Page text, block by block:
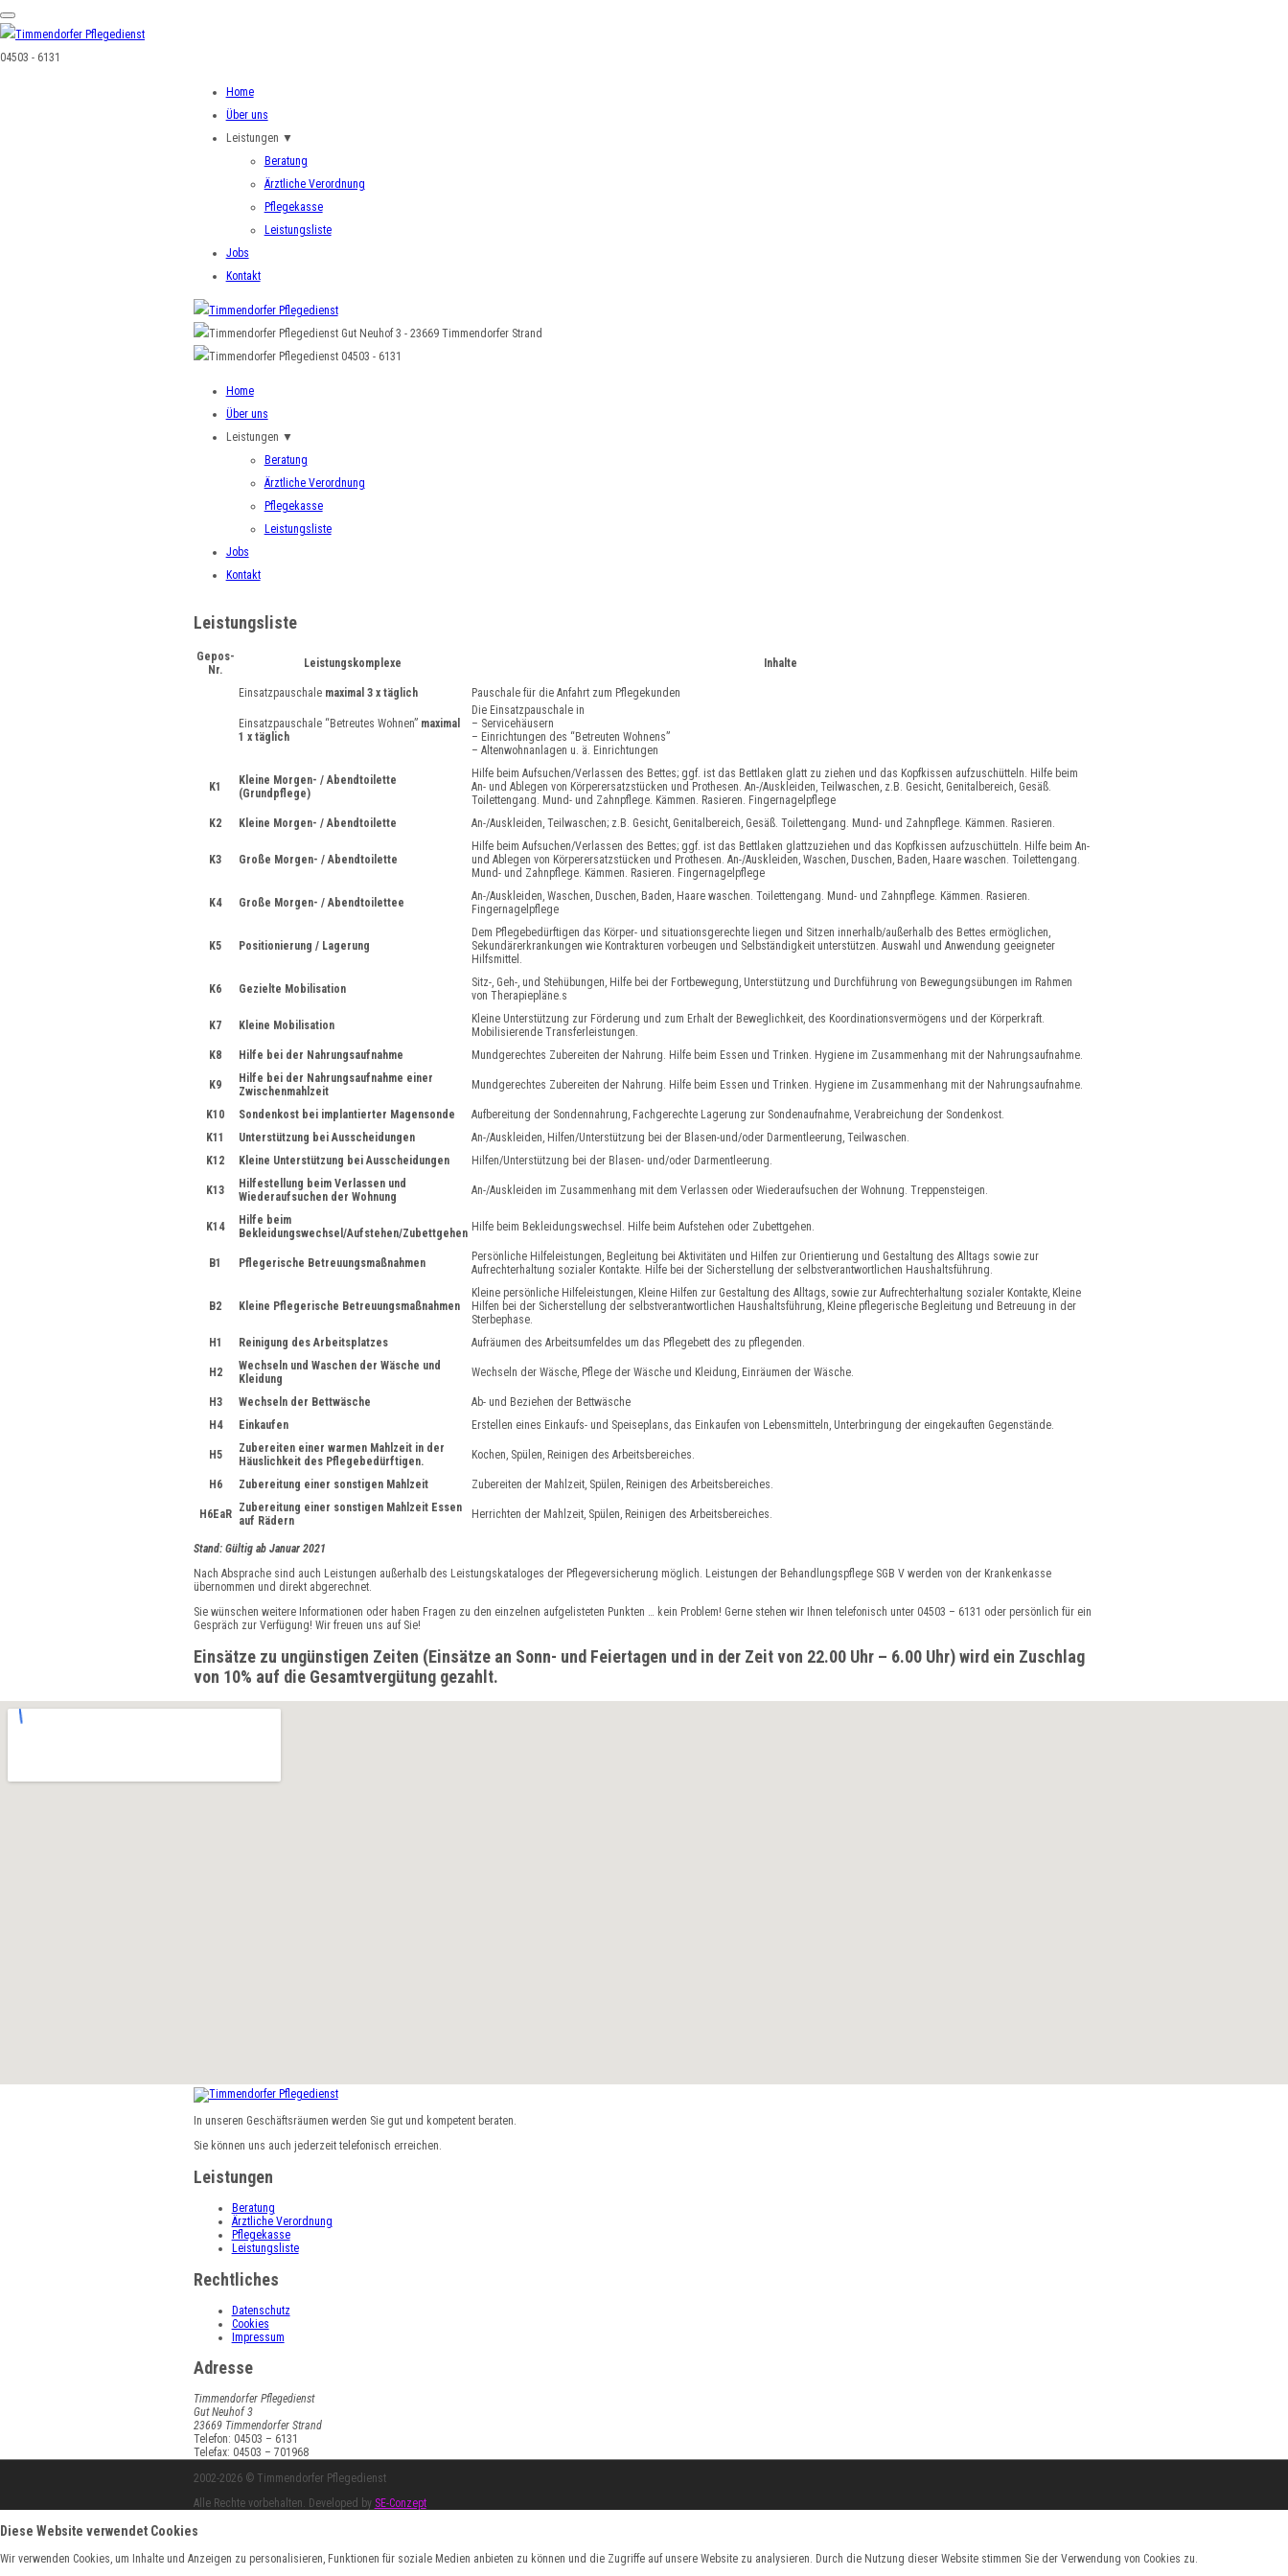
04503 - 6131
Home
Über uns
Leistungen ▼
Beratung
Ärztliche Verordnung
Pflegekasse
Leistungsliste
Jobs
Kontakt
Gut Neuhof 3 - 23669 Timmendorfer Strand
04503 - 6131
Home
Über uns
Leistungen ▼
Beratung
Ärztliche Verordnung
Pflegekasse
Leistungsliste
Jobs
Kontakt
Leistungsliste
Gepos-
Nr.
Leistungskomplexe Inhalte
Einsatzpauschale maximal 3 x täglich Pauschale für die Anfahrt zum Pflegekunden
Einsatzpauschale “Betreutes Wohnen” maximal
1 x täglich
Die Einsatzpauschale in
– Servicehäusern
– Einrichtungen des “Betreuten Wohnens”
– Altenwohnanlagen u. ä. Einrichtungen
K1
Kleine Morgen- / Abendtoilette
(Grundpflege)
Hilfe beim Aufsuchen/Verlassen des Bettes; ggf. ist das Bettlaken glatt zu ziehen und das Kopfkissen aufzuschütteln. Hilfe beim
An- und Ablegen von Körperersatzstücken und Prothesen. An-/Auskleiden, Teilwaschen, z.B. Gesicht, Genitalbereich, Gesäß.
Toilettengang. Mund- und Zahnpflege. Kämmen. Rasieren. Fingernagelpflege
K2
Kleine Morgen- / Abendtoilette An-/Auskleiden, Teilwaschen; z.B. Gesicht, Genitalbereich, Gesäß. Toilettengang. Mund- und Zahnpflege. Kämmen. Rasieren.
K3 Große Morgen- / Abendtoilette
Hilfe beim Aufsuchen/Verlassen des Bettes; ggf. ist das Bettlaken glattzuziehen und das Kopfkissen aufzuschütteln. Hilfe beim An-
und Ablegen von Körperersatzstücken und Prothesen. An-/Auskleiden, Waschen, Duschen, Baden, Haare waschen. Toilettengang.
Mund- und Zahnpflege. Kämmen. Rasieren. Fingernagelpflege
K4 Große Morgen- / Abendtoilettee
An-/Auskleiden, Waschen, Duschen, Baden, Haare waschen. Toilettengang. Mund- und Zahnpflege. Kämmen. Rasieren.
Fingernagelpflege
K5 Positionierung / Lagerung
Dem Pflegebedürftigen das Körper- und situationsgerechte liegen und Sitzen innerhalb/außerhalb des Bettes ermöglichen,
Sekundärerkrankungen wie Kontrakturen vorbeugen und Selbständigkeit unterstützen. Auswahl und Anwendung geeigneter
Hilfsmittel.
K6 Gezielte Mobilisation
Sitz-, Geh-, und Stehübungen, Hilfe bei der Fortbewegung, Unterstützung und Durchführung von Bewegungsübungen im Rahmen
von Therapiepläne.s
K7 Kleine Mobilisation
Kleine Unterstützung zur Förderung und zum Erhalt der Beweglichkeit, des Koordinationsvermögens und der Körperkraft.
Mobilisierende Transferleistungen.
K8
Hilfe bei der Nahrungsaufnahme Mundgerechtes Zubereiten der Nahrung. Hilfe beim Essen und Trinken. Hygiene im Zusammenhang mit der Nahrungsaufnahme.
K9
Hilfe bei der Nahrungsaufnahme einer
Zwischenmahlzeit
Mundgerechtes Zubereiten der Nahrung. Hilfe beim Essen und Trinken. Hygiene im Zusammenhang mit der Nahrungsaufnahme.
K10 Sondenkost bei implantierter Magensonde
Aufbereitung der Sondennahrung, Fachgerechte Lagerung zur Sondenaufnahme, Verabreichung der Sondenkost.
K11
Unterstützung bei Ausscheidungen
An-/Auskleiden, Hilfen/Unterstützung bei der Blasen-und/oder Darmentleerung, Teilwaschen.
K12
Kleine Unterstützung bei Ausscheidungen Hilfen/Unterstützung bei der Blasen- und/oder Darmentleerung.
K13
Hilfestellung beim Verlassen und
Wiederaufsuchen der Wohnung
An-/Auskleiden im Zusammenhang mit dem Verlassen oder Wiederaufsuchen der Wohnung. Treppensteigen.
K14
Hilfe beim
Bekleidungswechsel/Aufstehen/Zubettgehen Hilfe beim Bekleidungswechsel. Hilfe beim Aufstehen oder Zubettgehen.
B1 Pflegerische Betreuungsmaßnahmen
Persönliche Hilfeleistungen, Begleitung bei Aktivitäten und Hilfen zur Orientierung und Gestaltung des Alltags sowie zur
Aufrechterhaltung sozialer Kontakte. Hilfe bei der Sicherstellung der selbstverantwortlichen Haushaltsführung.
B2 Kleine Pflegerische Betreuungsmaßnahmen
Kleine persönliche Hilfeleistungen, Kleine Hilfen zur Gestaltung des Alltags, sowie zur Aufrechterhaltung sozialer Kontakte, Kleine
Hilfen bei der Sicherstellung der selbstverantwortlichen Haushaltsführung, Kleine pflegerische Begleitung und Betreuung in der
Sterbephase.
H1
Reinigung des Arbeitsplatzes Aufräumen des Arbeitsumfeldes um das Pflegebett des zu pflegenden.
H2
Wechseln und Waschen der Wäsche und
Kleidung
Wechseln der Wäsche, Pflege der Wäsche und Kleidung, Einräumen der Wäsche.
H3 Wechseln der Bettwäsche
Ab- und Beziehen der Bettwäsche
H4
Einkaufen Erstellen eines Einkaufs- und Speiseplans, das Einkaufen von Lebensmitteln, Unterbringung der eingekauften Gegenstände.
H5
Zubereiten einer warmen Mahlzeit in der
Häuslichkeit des Pflegebedürftigen.
Kochen, Spülen, Reinigen des Arbeitsbereiches.
H6 Zubereitung einer sonstigen Mahlzeit Zubereiten der Mahlzeit, Spülen, Reinigen des Arbeitsbereiches.
H6EaR
Zubereitung einer sonstigen Mahlzeit Essen
auf Rädern
Herrichten der Mahlzeit, Spülen, Reinigen des Arbeitsbereiches.
Stand: Gültig ab Januar 2021
Nach Absprache sind auch Leistungen außerhalb des Leistungskataloges der Pflegeversicherung möglich. Leistungen der Behandlungspflege SGB V werden von der Krankenkasse
übernommen und direkt abgerechnet.
Sie wünschen weitere Informationen oder haben Fragen zu den einzelnen aufgelisteten Punkten … kein Problem! Gerne stehen wir Ihnen telefonisch unter 04503 – 6131 oder persönlich für ein
Gespräch zur Verfügung! Wir freuen uns auf Sie!
Einsätze zu ungünstigen Zeiten (Einsätze an Sonn- und Feiertagen und in der Zeit von 22.00 Uhr – 6.00 Uhr) wird ein Zuschlag
von 10% auf die Gesamtvergütung gezahlt.
In unseren Geschäftsräumen werden Sie gut und kompetent beraten.
Sie können uns auch jederzeit telefonisch erreichen.
Leistungen
Beratung
Ärztliche Verordnung
Pflegekasse
Leistungsliste
Rechtliches
Datenschutz
Cookies
Impressum
Adresse
Timmendorfer Pflegedienst
Gut Neuhof 3
23669 Timmendorfer Strand
Telefon: 04503 – 6131
Telefax: 04503 – 701968
2002-2026© Timmendorfer Pflegedienst
Alle Rechte vorbehalten. Developed by SE-Conzept
Diese Website verwendet Cookies
Wir verwenden Cookies, um Inhalte und Anzeigen zu personalisieren, Funktionen für soziale Medien anbieten zu können und die Zugriffe auf unsere Website zu analysieren. Durch die Nutzung dieser Website stimmen Sie der Verwendung von Cookies zu.